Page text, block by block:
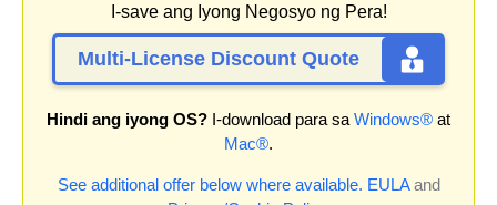
I-save ang Iyong Negosyo ng Pera!
Multi-License Discount Quote
Hindi ang iyong OS? I-download para sa Windows® at
Mac®.
See additional offer below where available. EULAand